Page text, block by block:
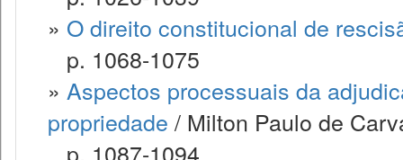
» O direito constitucional de
p. 1068-1075
» Aspectos processuais da
propriedade / Milton Paulo de
p. 1087-1094